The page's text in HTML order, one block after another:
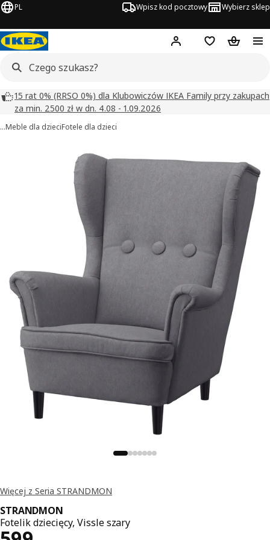
PL Wpisz kod pocztowy Wybierz sklep
Hej! Zaloguj się
Lista zakupowa
Koszyk
15 rat 0% (RRSO 0%) dla Klubowiczów IKEA Family przy zakupach
za min. 2500 zł w dn. 4.08 - 1.09.2026
…Meble dla dzieciFotele dla dzieci
Więcej z Seria STRANDMON
STRANDMON
Fotelik dziecięcy, Vissle szary